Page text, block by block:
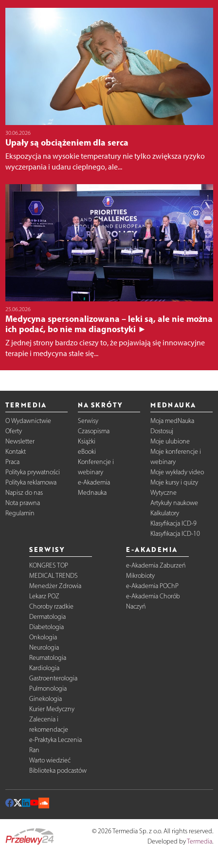
30.06.2026
Upały są obciążeniem dla serca
Ekspozycja na wysokie temperatury nie tylko zwiększa ryzyko
wyczerpania i udaru cieplnego, ale...
25.06.2026
Medycyna spersonalizowana – leki są, ale nie można
ich podać, bo nie ma diagnostyki ►
Z jednej strony bardzo cieszy to, że pojawiają się innowacyjne
terapie i medycyna stale się...
TERMEDIA
O Wydawnictwie
Oferty
Newsletter
Kontakt
Praca
Polityka prywatności
Polityka reklamowa
Napisz do nas
Nota prawna
Regulamin
NA SKRÓTY
Serwisy
Czasopisma
Książki
eBooki
Konferencje i
webinary
e-Akademia
Mednauka
MEDNAUKA
Moja medNauka
Dostosuj
Moje ulubione
Moje konferencje i
webinary
Moje wykłady video
Moje kursy i quizy
Wytyczne
Artykuły naukowe
Kalkulatory
Klasyfikacja ICD-9
Klasyfikacja ICD-10
SERWISY
KONGRES TOP
MEDICAL TRENDS
Menedżer Zdrowia
Lekarz POZ
Choroby rzadkie
Dermatologia
Diabetologia
Onkologia
Neurologia
Reumatologia
Kardiologia
Gastroenterologia
Pulmonologia
Ginekologia
Kurier Medyczny
Zalecenia i
rekomendacje
e-Praktyka Leczenia
Ran
Warto wiedzieć
Biblioteka podcastów
E-AKADEMIA
e-Akademia Zaburzeń
Mikrobioty
e-Akademia POChP
e-Akademia Chorób
Naczyń
© 2026 Termedia Sp. z o.o. All rights reserved.
Developed byTermedia.